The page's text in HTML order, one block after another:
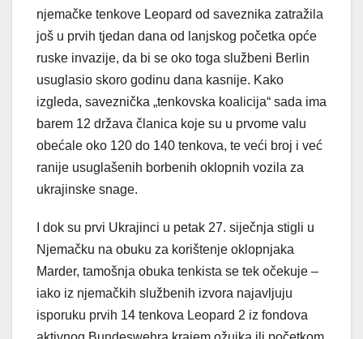
njemačke tenkove Leopard od saveznika zatražila
još u prvih tjedan dana od lanjskog početka opće
ruske invazije, da bi se oko toga službeni Berlin
usuglasio skoro godinu dana kasnije. Kako
izgleda, saveznička „tenkovska koalicija“ sada ima
barem 12 država članica koje su u prvome valu
obećale oko 120 do 140 tenkova, te veći broj i već
ranije usuglašenih borbenih oklopnih vozila za
ukrajinske snage.
I dok su prvi Ukrajinci u petak 27. siječnja stigli u
Njemačku na obuku za korištenje oklopnjaka
Marder, tamošnja obuka tenkista se tek očekuje –
iako iz njemačkih službenih izvora najavljuju
isporuku prvih 14 tenkova Leopard 2 iz fondova